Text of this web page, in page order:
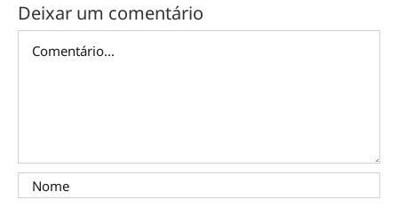
Deixar um comentário